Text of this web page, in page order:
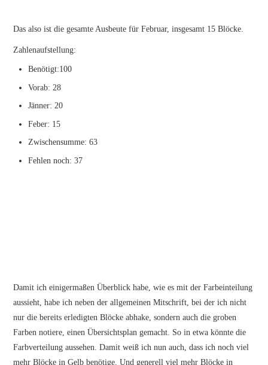
Das also ist die gesamte Ausbeute für Februar, insgesamt 15 Blöcke.
Zahlenaufstellung:
Benötigt:100
Vorab: 28
Jänner: 20
Feber: 15
Zwischensumme: 63
Fehlen noch: 37
Damit ich einigermaßen Überblick habe, wie es mit der Farbeinteilung
aussieht, habe ich neben der allgemeinen Mitschrift, bei der ich nicht
nur die bereits erledigten Blöcke abhake, sondern auch die groben
Farben notiere, einen Übersichtsplan gemacht. So in etwa könnte die
Farbverteilung aussehen. Damit weiß ich nun auch, dass ich noch viel
mehr Blöcke in Gelb benötige. Und generell viel mehr Blöcke in